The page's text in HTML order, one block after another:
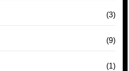
(3)
(9)
(1)